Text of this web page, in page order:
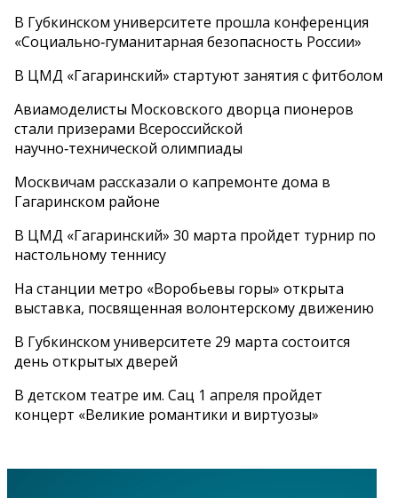
В Губкинском университете прошла конференция
«Социально‑гуманитарная безопасность России»
В ЦМД «Гагаринский» стартуют занятия с фитболом
Авиамоделисты Московского дворца пионеров
стали призерами Всероссийской
научно‑технической олимпиады
Москвичам рассказали о капремонте дома в
Гагаринском районе
В ЦМД «Гагаринский» 30 марта пройдет турнир по
настольному теннису
На станции метро «Воробьевы горы» открыта
выставка, посвященная волонтерскому движению
В Губкинском университете 29 марта состоится
день открытых дверей
В детском театре им. Сац 1 апреля пройдет
концерт «Великие романтики и виртуозы»